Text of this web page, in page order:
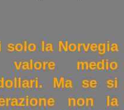
solo la Norvegia
medio
Ma se si
non la